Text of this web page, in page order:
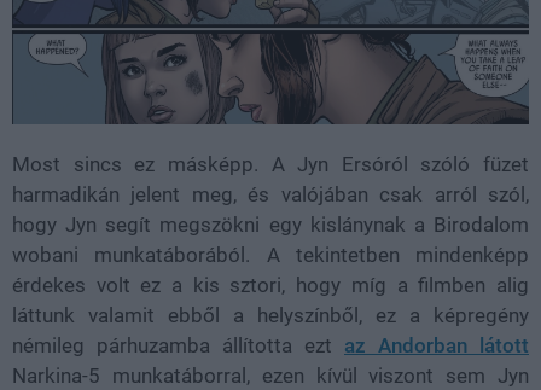
Most sincs ez másképp. A Jyn Ersóról szóló füzet
harmadikán jelent meg, és valójában csak arról szól,
hogy Jyn segít megszökni egy kislánynak a Birodalom
wobani munkatáborából. A tekintetben mindenképp
érdekes volt ez a kis sztori, hogy míg a filmben alig
láttunk valamit ebből a helyszínből, ez a képregény
némileg párhuzamba állította ezt az Andorban látott
Narkina-5 munkatáborral, ezen kívül viszont sem Jyn